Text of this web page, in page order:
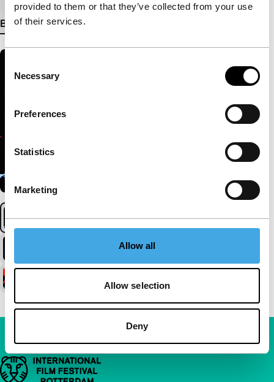
provided to them or that they’ve collected from your use
of their services.
Selection
Necessary
Preferences
Statistics
Marketing
Allow all
Allow selection
Deny
Bekijk meer details
Belangrijke links